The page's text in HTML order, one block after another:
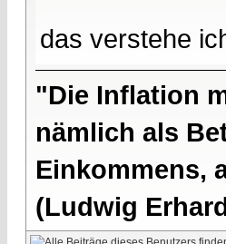
das verstehe
"Die Inflation
nämlich als
Einkommens,
(Ludwig